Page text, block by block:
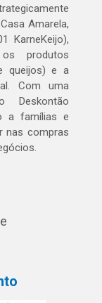
Amarela,
KarneKeijo),
produtos
queijos) e a
Com uma
Deskontão
a famílias e
nas compras